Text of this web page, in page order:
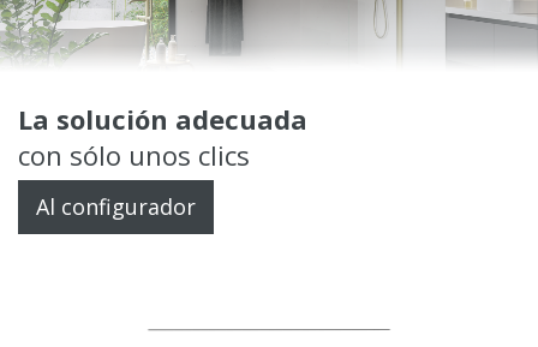
La solución adecuada
con sólo unos clics
Al configurador